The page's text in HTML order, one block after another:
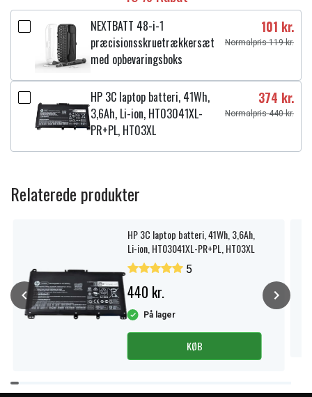
NEXTBATT 48-i-1
præcisionsskruetrækkersæt
med opbevaringsboks
101 kr.
Normalpris 119 kr.
HP 3C laptop batteri, 41Wh,
3,6Ah, Li-ion, HT03041XL-
PR+PL, HT03XL
374 kr.
Normalpris 440 kr.
Relaterede produkter
HP 3C laptop batteri, 41Wh, 3,6Ah,
Li-ion, HT03041XL-PR+PL, HT03XL
5
440 kr.
På lager
KØB
Item